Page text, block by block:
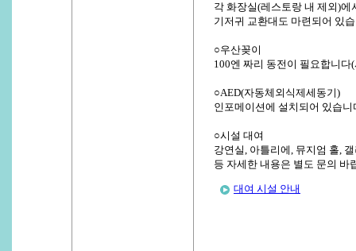
각 화장실(레스토랑 내 제외)
기저귀 교환대도 마련되어 있
○우산꽂이
100엔 짜리 동전이 필요합니다
○AED(자동체외식제세동기)
인포메이션에 설치되어 있습니
○시설 대여
강연실, 아틀리에, 뮤지엄 홀,
등 자세한 내용은 별도 문의 바
대여 시설 안내